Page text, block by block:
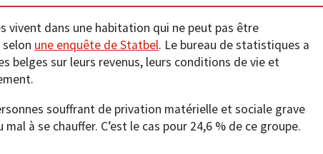
vivent dans une habitation qui ne peut pas être
une enquête de Statbel. Le bureau de statistiques a
belges sur leurs revenus, leurs conditions de vie et
souffrant de privation matérielle et sociale grave
à se chauffer. C’est le cas pour 24,6 % de ce groupe.